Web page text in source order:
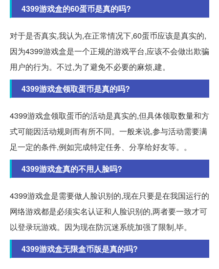
4399游戏盒的60蛋币是真的吗?
对于是否真实,我认为,在正常情况下,60蛋币应该是真实的,
因为4399游戏盒是一个正规的游戏平台,应该不会做出欺骗
用户的行为。不过,为了避免不必要的麻烦,建。
4399游戏盒领取蛋币是真的吗?
4399游戏盒领取蛋币的活动是真实的,但具体领取数量和方
式可能因活动规则而有所不同。一般来说,参与活动需要满
足一定的条件,例如完成特定任务、分享给好友等。。
4399游戏盒真的不用人脸吗?
4399游戏盒是需要做人脸识别的,现在只要是在我国运行的
网络游戏都是必须实名认证和人脸识别的,两者要一致才可
以登录玩游戏。因为现在防沉迷系统加强了限制,毕。
4399游戏盒无限盒币版是真的吗?